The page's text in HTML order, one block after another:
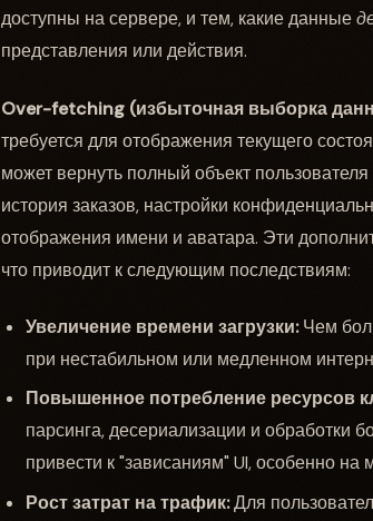
доступны на сервере, и тем, какие данные
представления или действия.
Over-fetching (избыточная выборка
требуется для отображения текущего
может вернуть полный объект
история заказов, настройки
отображения имени и аватара. Эти
что приводит к следующим последствиям:
Увеличение времени загрузки:Чем
при нестабильном или медленном
Повышенное потребление ресурсов
парсинга, десериализации и обработки
привести к "зависаниям" UI, особенно
Рост затрат на трафик:Для